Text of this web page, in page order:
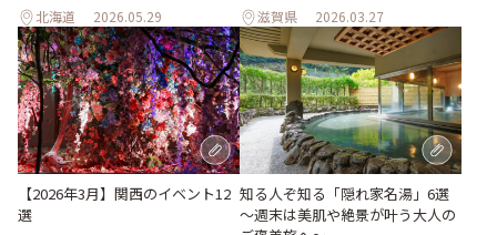
北海道 2026.05.29 滋賀県 2026.03.27
【2026年3月】関西のイベント12
選
知る人ぞ知る「隠れ家名湯」6選
～週末は美肌や絶景が叶う大人の